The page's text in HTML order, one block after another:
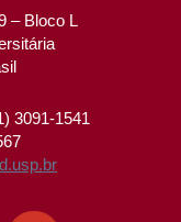
– Bloco L
3091-1541